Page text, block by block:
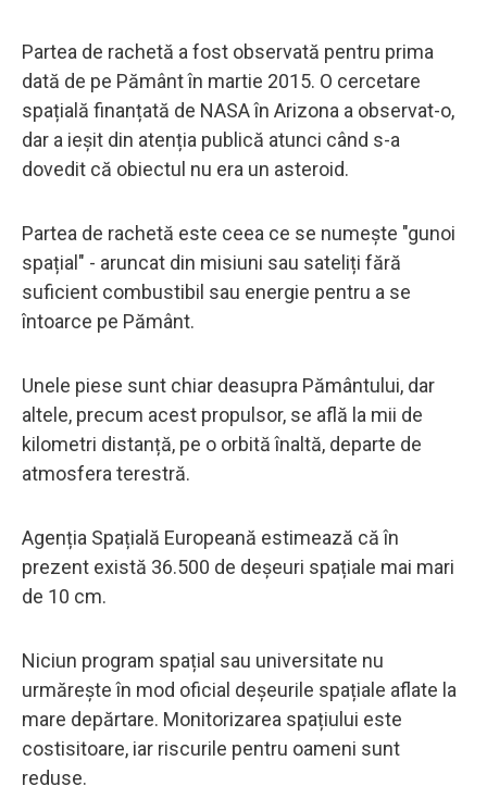
Partea de rachetă a fost observată pentru prima
dată de pe Pământ în martie 2015. O cercetare
spațială finanțată de NASA în Arizona a observat-o,
dar a ieșit din atenția publică atunci când s-a
dovedit că obiectul nu era un asteroid.
Partea de rachetă este ceea ce se numește "gunoi
spațial" - aruncat din misiuni sau sateliți fără
suficient combustibil sau energie pentru a se
întoarce pe Pământ.
Unele piese sunt chiar deasupra Pământului, dar
altele, precum acest propulsor, se află la mii de
kilometri distanță, pe o orbită înaltă, departe de
atmosfera terestră.
Agenția Spațială Europeană estimează că în
prezent există 36.500 de deșeuri spațiale mai mari
de 10 cm.
Niciun program spațial sau universitate nu
urmărește în mod oficial deșeurile spațiale aflate la
mare depărtare. Monitorizarea spațiului este
costisitoare, iar riscurile pentru oameni sunt
reduse.